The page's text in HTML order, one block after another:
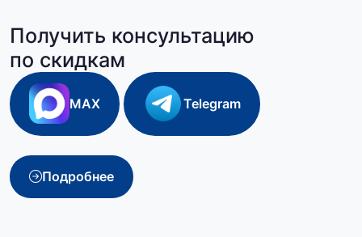
Получить консультацию
по скидкам
MAX Telegram
Подробнее